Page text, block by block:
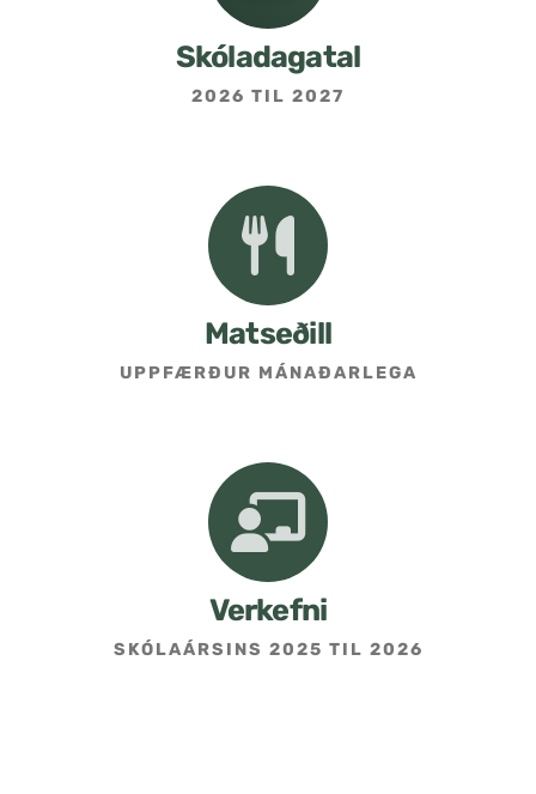
Skóladagatal
2026 TIL 2027
Matseðill
UPPFÆRÐUR MÁNAÐARLEGA
Verkefni
SKÓLAÁRSINS 2025 TIL 2026
Áætlanir og stefnur